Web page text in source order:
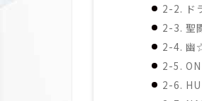
2-2. ド
2-3. 聖
2-4. 幽
2-5.
2-6.